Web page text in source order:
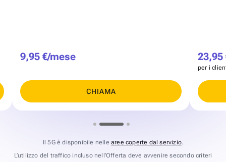
9,95 €/mese
CHIAMA
23,95
per i
Il 5G è disponibile nelle aree coperte dal servizio.
L’utilizzo del traffico incluso nell’Offerta deve avvenire secondo criteri